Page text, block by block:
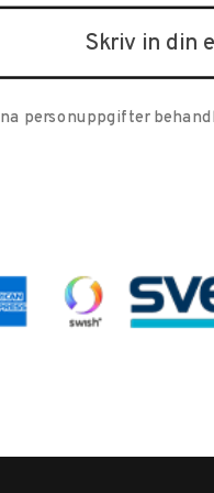
personuppgifter